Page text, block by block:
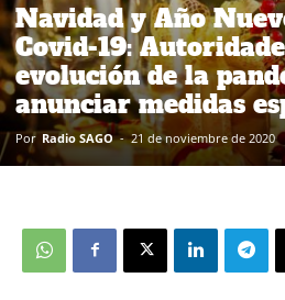
Navidad y Año
Covid-19:
evolución de la
anunciar medidas
Por Radio SAGO - 21 de noviembre de 2020